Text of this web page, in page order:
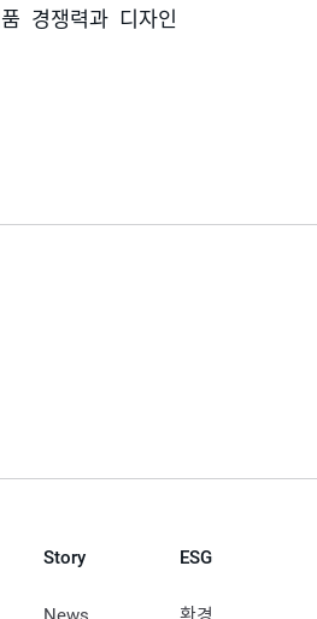
경쟁력과 디자인
Story ESG